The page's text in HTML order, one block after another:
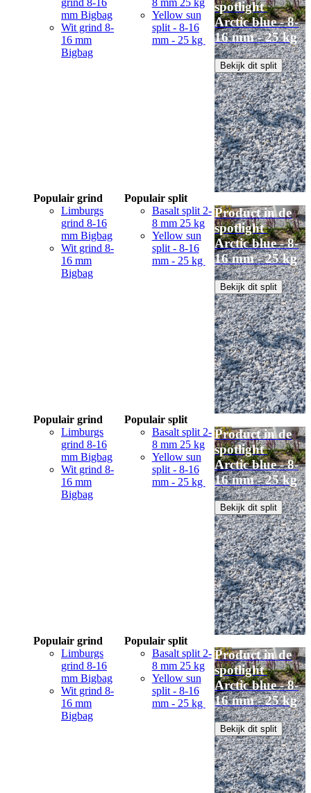
mm Bigbag
Wit grind 8-
16 mm
Bigbag
Yellow sun
split - 8-16
mm - 25 kg
spotlight
Arctic blue - 8-
16 mm - 25 kg
Bekijk dit split
Populair grind
Limburgs
grind 8-16
mm Bigbag
Wit grind 8-
16 mm
Bigbag
Populair split
Basalt split 2-
8 mm 25 kg
Yellow sun
split - 8-16
mm - 25 kg
Product in de
spotlight
Arctic blue - 8-
16 mm - 25 kg
Bekijk dit split
Populair grind
Limburgs
grind 8-16
mm Bigbag
Wit grind 8-
16 mm
Bigbag
Populair split
Basalt split 2-
8 mm 25 kg
Yellow sun
split - 8-16
mm - 25 kg
Product in de
spotlight
Arctic blue - 8-
16 mm - 25 kg
Bekijk dit split
Populair grind
Limburgs
grind 8-16
mm Bigbag
Wit grind 8-
16 mm
Bigbag
Populair split
Basalt split 2-
8 mm 25 kg
Yellow sun
split - 8-16
mm - 25 kg
Product in de
spotlight
Arctic blue - 8-
16 mm - 25 kg
Bekijk dit split